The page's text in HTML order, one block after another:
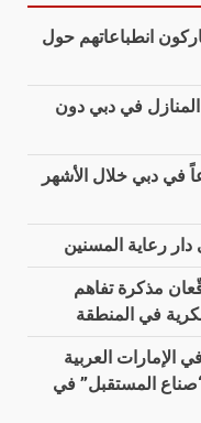
انطباعاتهم حول
في دبي دون
تعلن تسليم 11 مشروعاً في دبي خلال الأشهر
دار رعاية المسنين
مذكرة تفاهم
في المنطقة
الإمارات العربية
المستقبل” في